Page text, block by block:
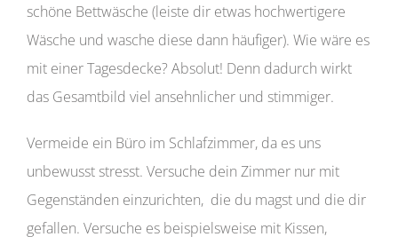
schöne Bettwäsche (leiste dir etwas hochwertigere
Wäsche und wasche diese dann häufiger). Wie wäre es
mit einer Tagesdecke? Absolut! Denn dadurch wirkt
das Gesamtbild viel ansehnlicher und stimmiger.
Vermeide ein Büro im Schlafzimmer, da es uns
unbewusst stresst. Versuche dein Zimmer nur mit
Gegenständen einzurichten, die du magst und die dir
gefallen. Versuche es beispielsweise mit Kissen,